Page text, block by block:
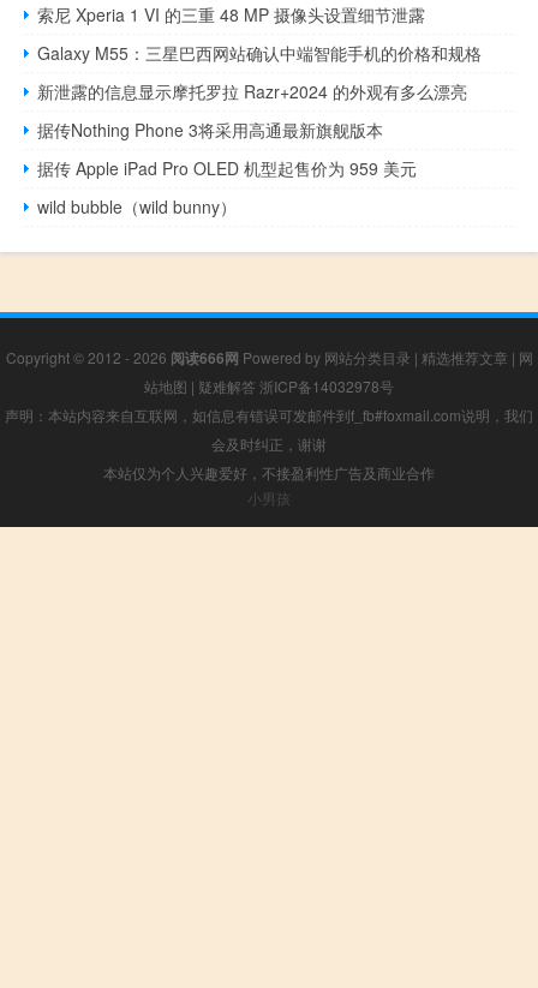
索尼 Xperia 1 VI 的三重 48 MP 摄像头设置细节泄露
Galaxy M55：三星巴西网站确认中端智能手机的价格和规格
新泄露的信息显示摩托罗拉 Razr+2024 的外观有多么漂亮
据传Nothing Phone 3将采用高通最新旗舰版本
据传 Apple iPad Pro OLED 机型起售价为 959 美元
wild bubble（wild bunny）
Copyright © 2012 - 2026 阅读666网 Powered by 网站分类目录 | 精选推荐文章 | 网
站地图 | 疑难解答 浙ICP备14032978号
声明：本站内容来自互联网，如信息有错误可发邮件到f_fb#foxmail.com说明，我们
会及时纠正，谢谢
本站仅为个人兴趣爱好，不接盈利性广告及商业合作
小男孩